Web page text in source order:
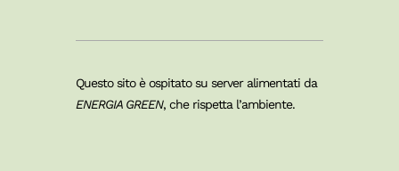
Questo sito è ospitato su server alimentati da
ENERGIA GREEN, che rispetta l’ambiente.